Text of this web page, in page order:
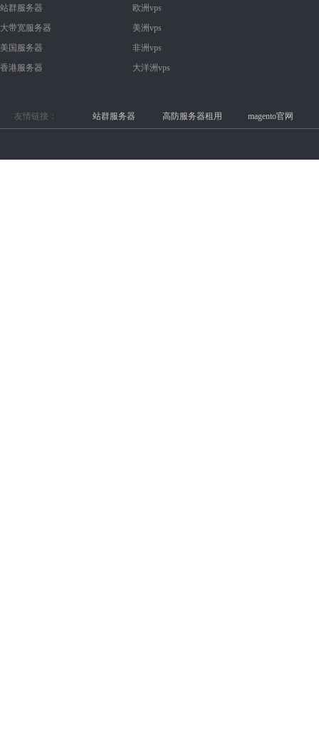
站群服务器
大带宽服务器
美国服务器
香港服务器
欧洲vps
美洲vps
非洲vps
大洋洲vps
友情链接： 站群服务器 高防服务器租用 magento官网